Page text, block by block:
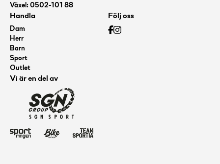
Växel: 0502-101 88
Handla
Dam
Herr
Barn
Sport
Outlet
Följ oss
Vi är en del av